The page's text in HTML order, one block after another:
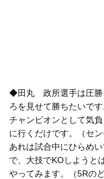
◆田丸 政所選手は圧勝
ろを見せて勝ちたいで
チャンピオンとして気
に行くだけです。（セ
あれは試合中にひらめ
で、大技でKOしようと
やってみます。（5Rの